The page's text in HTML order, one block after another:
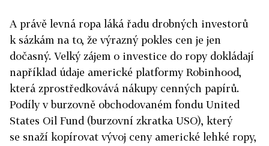
A právě levná ropa láká řadu drobných investorů
k sázkám na to, že výrazný pokles cen je jen
dočasný. Velký zájem o investice do ropy dokládají
například údaje americké platformy Robinhood,
která zprostředkovává nákupy cenných papírů.
Podíly v burzovně obchodovaném fondu United
States Oil Fund (burzovní zkratka USO), který
se snaží kopírovat vývoj ceny americké lehké ropy,